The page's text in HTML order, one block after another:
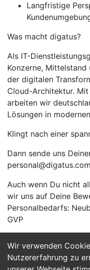
Wir verwenden
Nutzererfahrung zu
Langfristige
Was macht digatus?
Als IT-
Konzerne,
der digitalen
Cloud-Architektur. Mit
arbeiten wir
Lösungen in
Klingt nach einer
Dann sende uns
personal@digatus.com
Auch wenn Du nicht
wir uns auf Deine
Personalbedarfs:
GVP